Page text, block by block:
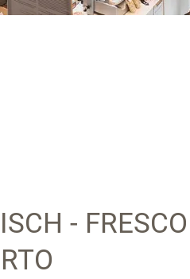
- FRESCO